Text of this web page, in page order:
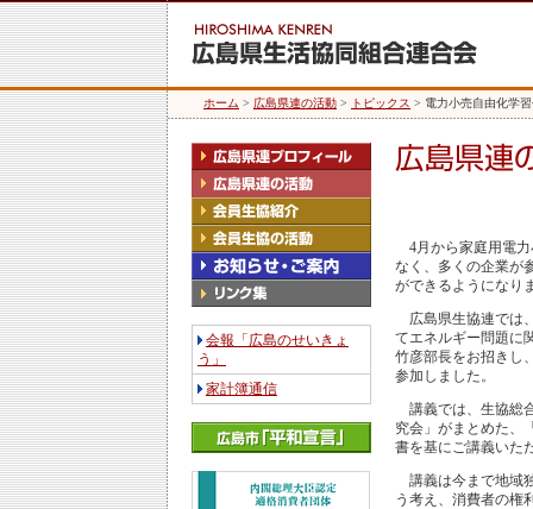
ホーム > 広島県連の活動 > トピックス > 電力小売自由化学
会報「広島のせいきょ
う」
家計簿通信
4月から家庭用電力
なく、多くの企業が
ができるようになり
広島県生協連では
てエネルギー問題に
竹彦部長をお招きし
参加しました。
講義では、生協総
究会」がまとめた、
書を基にご講義いた
講義は今まで地域
う考え、消費者の権